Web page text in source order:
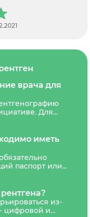
записаться.
и какие документы
помощь.
врача для
Для
иметь
паспорт или
илииз-
- цифровой и